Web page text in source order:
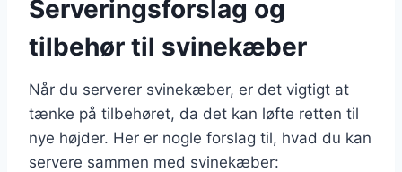
Serveringsforslag og
tilbehør til svinekæber
Når du serverer svinekæber, er det vigtigt at
tænke på tilbehøret, da det kan løfte retten til
nye højder. Her er nogle forslag til, hvad du kan
servere sammen med svinekæber: